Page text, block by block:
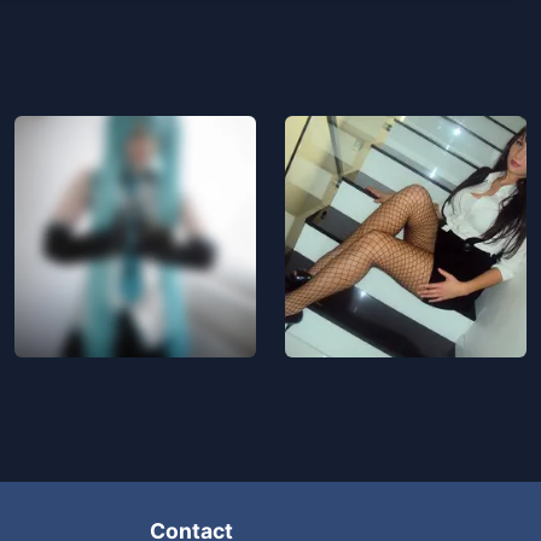
Contact